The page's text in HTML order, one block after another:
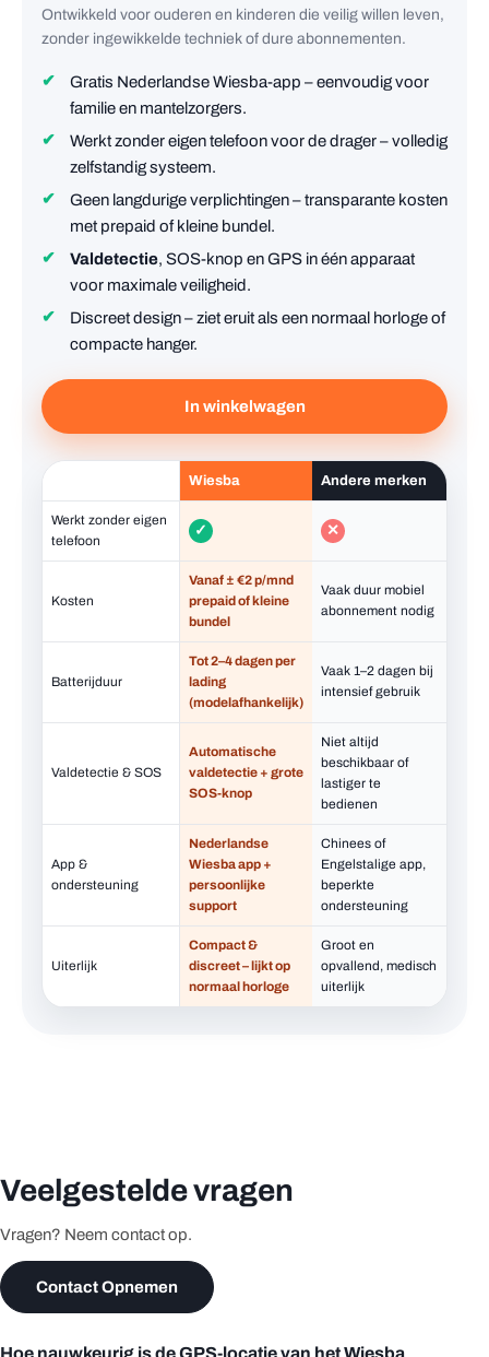
Ontwikkeld voor ouderen en kinderen die veilig willen leven,
zonder ingewikkelde techniek of dure abonnementen.
Gratis Nederlandse Wiesba-app – eenvoudig voor
familie en mantelzorgers.
Werkt zonder eigen telefoon voor de drager – volledig
zelfstandig systeem.
Geen langdurige verplichtingen – transparante kosten
met prepaid of kleine bundel.
Valdetectie, SOS-knop en GPS in één apparaat
voor maximale veiligheid.
Discreet design – ziet eruit als een normaal horloge of
compacte hanger.
In winkelwagen
Wiesba Andere merken
Werkt zonder eigen
telefoon
✓ ✕
Kosten
Vanaf ± €2 p/mnd
prepaid of kleine
bundel
Vaak duur mobiel
abonnement nodig
Batterijduur
Tot 2–4 dagen per
lading
(modelafhankelijk)
Vaak 1–2 dagen bij
intensief gebruik
Valdetectie & SOS
Automatische
valdetectie + grote
SOS-knop
Niet altijd
beschikbaar of
lastiger te
bedienen
App &
ondersteuning
Nederlandse
Wiesba app +
persoonlijke
support
Chinees of
Engelstalige app,
beperkte
ondersteuning
Uiterlijk
Compact &
discreet – lijkt op
normaal horloge
Groot en
opvallend, medisch
uiterlijk
Veelgestelde vragen
Vragen? Neem contact op.
Contact Opnemen
Hoe nauwkeurig is de GPS-locatie van het Wiesba